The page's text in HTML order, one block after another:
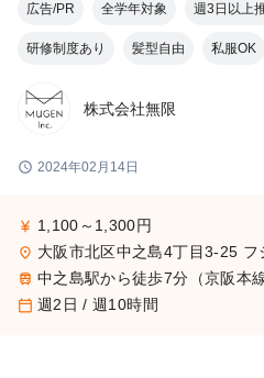
広告/PR 全学年対象 週3日以上
研修制度あり 髪型自由 私服OK
株式会社無限
schedule 2024年02月14日
currency_yen 1,100～1,300円
place 大阪市北区中之島4丁目3-25
train 中之島駅から徒歩7分（京阪本線、京阪中之島線）、渡辺橋駅から徒歩8分（京阪本線、京阪中之島
calendar_today 週2日 / 週10時間